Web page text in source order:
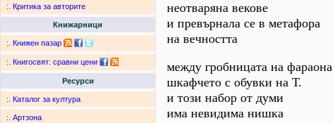
:. Критика за авторите
Книжарници
:. Книжен пазар
:. Книгосвят: сравни цени
Ресурси
:. Каталог за култура
:. Артзона
неотваряна векове
и превърнала се в метафора
на вечността
между гробницата на фараона
шкафчето с обувки на Т.
и този набор от думи
има невидима нишка